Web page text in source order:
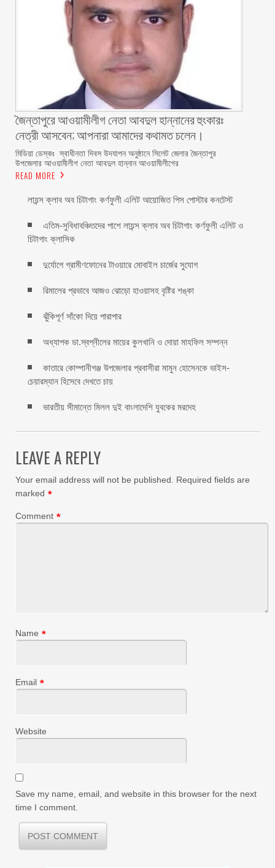
জৈন্তাপুরে আওয়ামীলীগ নেতা আবদুল হান্নানের হুংকারঃ
নেত্রী আসবেন; আপনারা আমাদের কথামত চলেন।
মিডিয়া ডেস্কঃ স্বাধীনতা দিবস উদযাপন অনুষ্ঠানে সিলেট জেলার জৈন্তাপুর
উপজেলার আওয়ামীলীগ নেতা আবদুল হান্নান আওয়ামীলীগের
READ MORE
লায়ন্স ক্লাব অব চিটাগাং কর্ণফুলী এলিট আয়োজিত পিস পোস্টার কনটেস্ট
এতিম-সুবিধাবঞ্চিতদের পাশে লায়ন্স ক্লাব অব চিটাগাং কর্ণফুলী এলিট ও
চিটাগাং ক্লাসিক
দুর্যোগে গ্রামীণফোনের টাওয়ারে মোবাইল চার্জের সুযোগ
রিমালের প্রভাবে আজও ঝোড়ো হাওয়াসহ বৃষ্টির শঙ্কা
ঝুঁকিপূর্ণ সাঁকো দিয়ে পারাপার
অধ্যাপক ডা.স্বপ্নীলের মায়ের কুলখানি ও দোয়া মাহফিল সম্পন্ন
কাতারে কোম্পানীগঞ্জ উপজেলার প্রবাসীরা মামুন হোসেনকে ভাইস-
চেয়ারম্যান হিসেবে দেখতে চায়
ভারতীয় সীমান্তে মিলল দুই বাংলাদেশি যুবকের মরদেহ
LEAVE A REPLY
Your email address will not be published.
Required fields are
marked *
Comment *
Name *
Email *
Website
Save my name, email, and website in this browser for the next
time I comment.